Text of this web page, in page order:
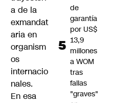
a de la
exmandat
aria en
organism
os
internacio
nales.
En esa
de
garantía
por US$
13,9
millones
a WOM
tras
fallas
"graves"